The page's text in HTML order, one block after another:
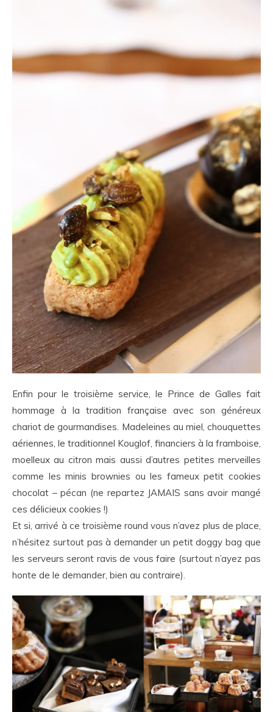
Enfin pour le troisième service, le Prince de Galles fait
hommage à la tradition française avec son généreux
chariot de gourmandises. Madeleines au miel, chouquettes
aériennes, le traditionnel Kouglof, financiers à la framboise,
moelleux au citron mais aussi d’autres petites merveilles
comme les minis brownies ou les fameux petit cookies
chocolat – pécan (ne repartez JAMAIS sans avoir mangé
ces délicieux cookies !)
Et si, arrivé à ce troisième round vous n’avez plus de place,
n’hésitez surtout pas à demander un petit doggy bag que
les serveurs seront ravis de vous faire (surtout n’ayez pas
honte de le demander, bien au contraire).